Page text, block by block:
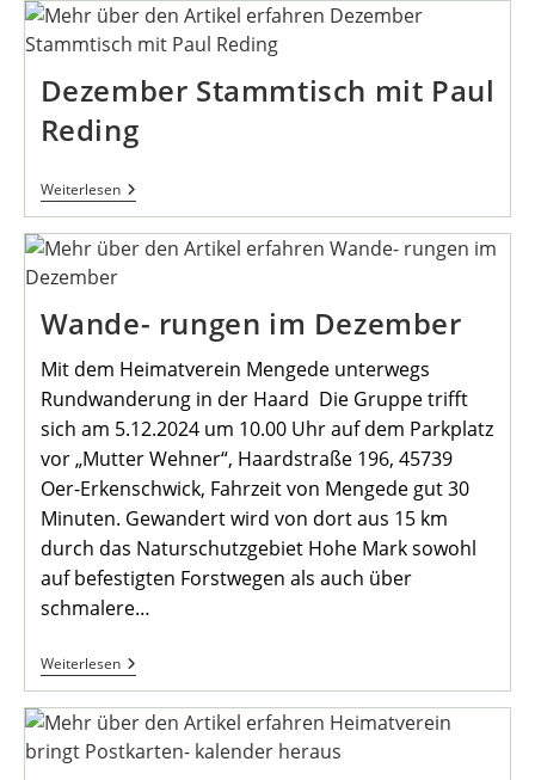
Kalender
Für
Das
2025
Vor…
Dezember Stammtisch mit Paul
Reding
WeiterlesenDezember
Stammtisch
Paul
Wande- rungen im Dezember
Mit dem Heimatverein Mengede unterwegs
Rundwanderung in der Haard Die Gruppe trifft
sich am 5.12.2024 um 10.00 Uhr auf dem Parkplatz
vor „Mutter Wehner“, Haardstraße 196, 45739
Oer-Erkenschwick, Fahrzeit von Mengede gut 30
Minuten. Gewandert wird von dort aus 15 km
durch das Naturschutzgebiet Hohe Mark sowohl
auf befestigten Forstwegen als auch über
schmalere…
WeiterlesenWande-
Rungen
Dezember